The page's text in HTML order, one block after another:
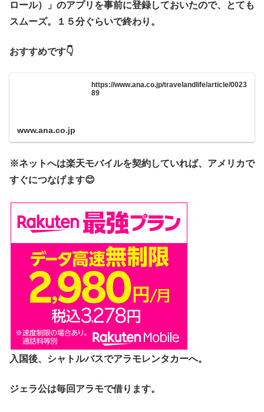
ロール）」のアプリを事前に登録しておいたので、とても
スムーズ。１５分ぐらいで終わり。
おすすめです👇
https://www.ana.co.jp/travelandlife/article/0023
89
www.ana.co.jp
※ネットへは楽天モバイルを契約していれば、アメリカで
すぐにつなげます😊
入国後、シャトルバスでアラモレンタカーへ。
ジェラ公は毎回アラモで借ります。